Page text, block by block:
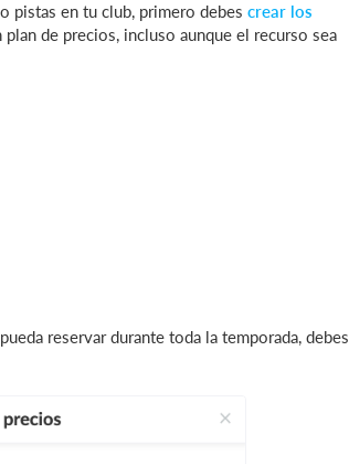
pistas en tu club, primero debes crear los
plan de precios, incluso aunque el recurso sea
reservar durante toda la temporada, debes